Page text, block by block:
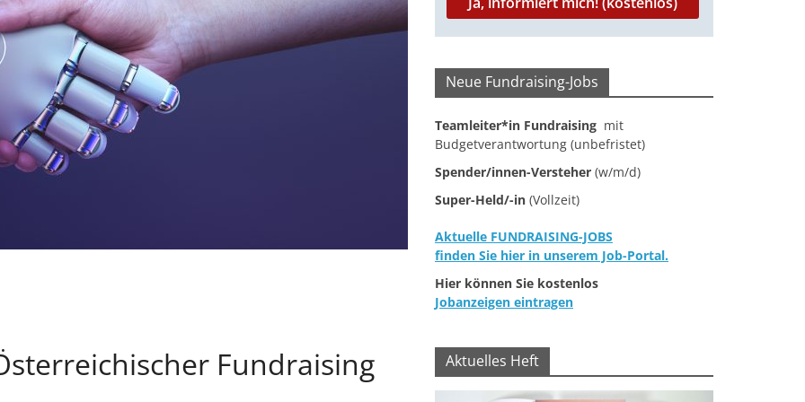
Fundraising
Neue Fundraising-Jobs
Teamleiter*in Fundraising mit
Budgetverantwortung (unbefristet)
Spender/innen-Versteher (w/m/d)
Super-Held/-in (Vollzeit)
Aktuelle FUNDRAISING-JOBS
finden Sie hier in unserem Job-Portal.
Hier können Sie kostenlos
Jobanzeigen eintragen
Aktuelles Heft